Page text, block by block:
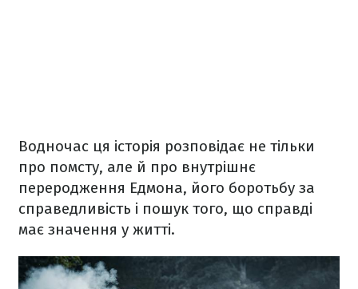
Водночас ця історія розповідає не тільки
про помсту, але й про внутрішнє
переродження Едмона, його боротьбу за
справедливість і пошук того, що справді
має значення у житті.